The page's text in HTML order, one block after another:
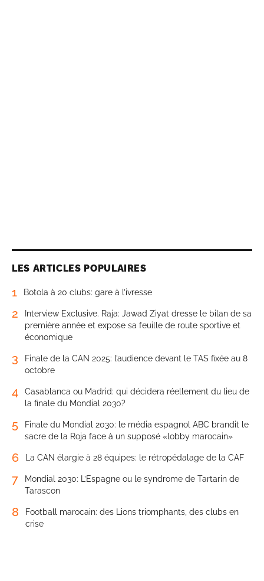
LES ARTICLES POPULAIRES
1 Botola à 20 clubs: gare à l’ivresse
2
Interview Exclusive. Raja: Jawad Ziyat dresse le bilan de sa
première année et expose sa feuille de route sportive et
économique
3
Finale de la CAN 2025: l’audience devant le TAS fixée au 8
octobre
4
Casablanca ou Madrid: qui décidera réellement du lieu de
la finale du Mondial 2030?
5
Finale du Mondial 2030: le média espagnol ABC brandit le
sacre de la Roja face à un supposé «lobby marocain»
6 La CAN élargie à 28 équipes: le rétropédalage de la CAF
7
Mondial 2030: L’Espagne ou le syndrome de Tartarin de
Tarascon
8
Football marocain: des Lions triomphants, des clubs en
crise